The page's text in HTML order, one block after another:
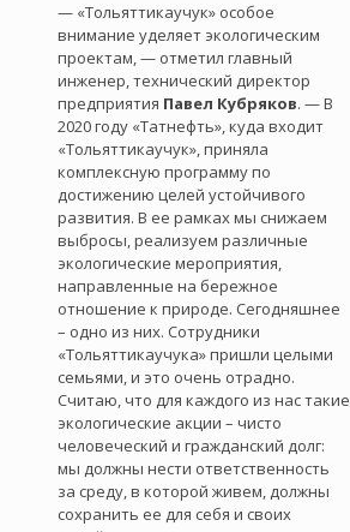
— «Тольяттикаучук» особое
внимание уделяет экологическим
проектам, — отметил главный
инженер, технический директор
предприятия Павел Кубряков. — В
2020 году «Татнефть», куда входит
«Тольяттикаучук», приняла
комплексную программу по
достижению целей устойчивого
развития. В ее рамках мы снижаем
выбросы, реализуем различные
экологические мероприятия,
направленные на бережное
отношение к природе. Сегодняшнее
– одно из них. Сотрудники
«Тольяттикаучука» пришли целыми
семьями, и это очень отрадно.
Считаю, что для каждого из нас такие
экологические акции – чисто
человеческий и гражданский долг:
мы должны нести ответственность
за среду, в которой живем, должны
сохранить ее для себя и своих